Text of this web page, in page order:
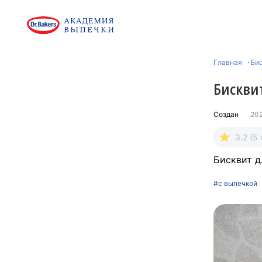
Главная
Создан
3.2 (5
Бисквит
#с выпечкой